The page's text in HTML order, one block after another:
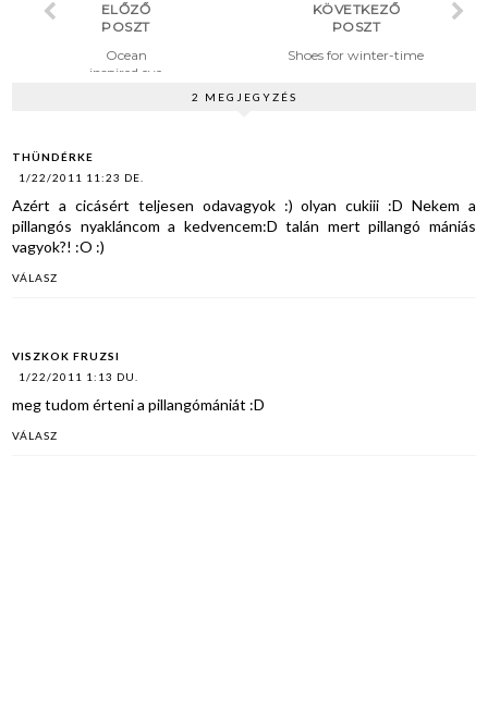
KÖVETKEZŐ
POSZT
Shoes for winter-time
ELŐZŐ
POSZT
Ocean
inspired eye
2 MEGJEGYZÉS
THÜNDÉRKE
1/22/2011 11:23 DE.
Azért a cicásért teljesen odavagyok :) olyan cukiii :D Nekem a
pillangós nyakláncom a kedvencem:D talán mert pillangó mániás
vagyok?! :O :)
VÁLASZ
VISZKOK FRUZSI
1/22/2011 1:13 DU.
meg tudom érteni a pillangómániát :D
VÁLASZ